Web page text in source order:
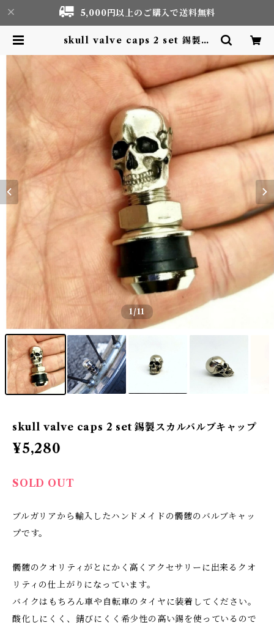
5,000円以上のご購入で送料無料
skull valve caps 2 set 錫製ス
& Outdoor Adventure Touris
m gear shop
1/11
skull valve caps 2 set 錫製スカルバルブキャップ
¥5,280
SOLD OUT
ブルガリアから輸入したハンドメイドの髑髏のバルブキャッ
プです。
髑髏のクオリティがとにかく高くアクセサリーに出来るクオ
リティの仕上がりになっています。
バイクはもちろん車や自転車のタイヤに装着してください。
酸化しにくく、錆びにくく希少性の高い錫を使っているので